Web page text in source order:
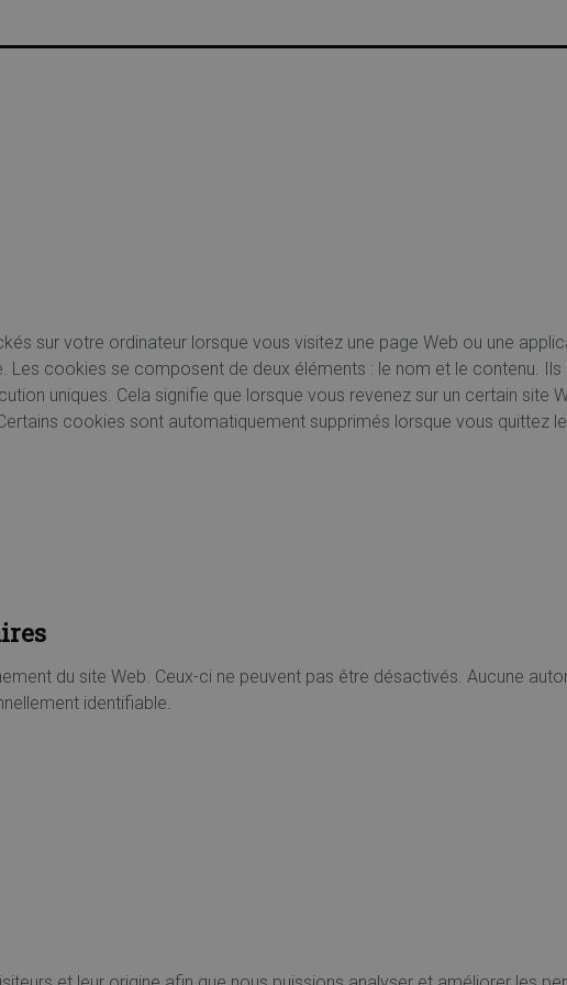
sur votre ordinateur lorsque vous visitez une page Web ou une
Les cookies se composent de deux éléments : le nom et le contenu.
uniques. Cela signifie que lorsque vous revenez sur un certain
cookies sont automatiquement supprimés lorsque vous quittez
du site Web. Ceux-ci ne peuvent pas être désactivés. Aucune
identifiable.